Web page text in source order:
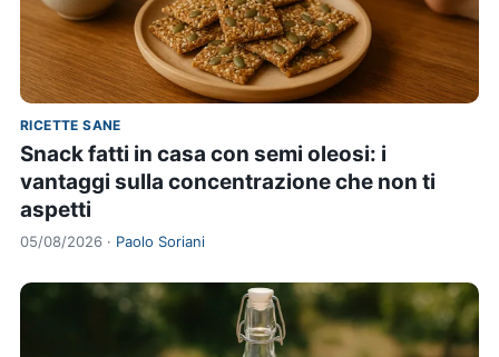
RICETTE SANE
Snack fatti in casa con semi oleosi: i
vantaggi sulla concentrazione che non ti
aspetti
05/08/2026 · Paolo Soriani